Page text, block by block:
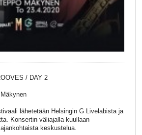
/ DAY 2
lähetetään Helsingin G Livelabista ja
Konsertin väliajalla kuullaan
keskustelua.